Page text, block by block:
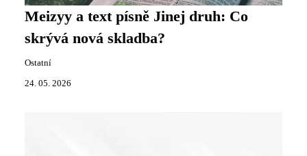
Meizyy a text písně Jinej druh: Co
skrývá nová skladba?
Ostatní
24. 05. 2026